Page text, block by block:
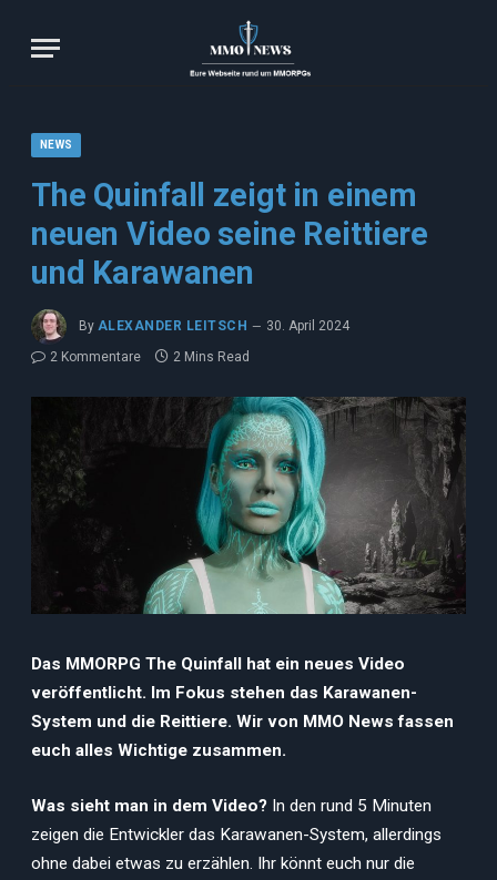
NEWS
The Quinfall zeigt in einem
neuen Video seine Reittiere
und Karawanen
By ALEXANDER LEITSCH
30. April 2024
2 Kommentare
2 Mins Read
Das MMORPG The Quinfall hat ein neues Video
veröffentlicht. Im Fokus stehen das Karawanen-
System und die Reittiere. Wir von MMO News fassen
euch alles Wichtige zusammen.
Was sieht man in dem Video? In den rund 5 Minuten
zeigen die Entwickler das Karawanen-System, allerdings
ohne dabei etwas zu erzählen. Ihr könnt euch nur die